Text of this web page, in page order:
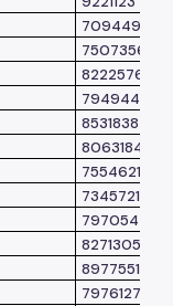
7094493
7507356
8222576
7949448
8531838
8063184
7554621
7345721
7970544
8271305
8977551
7976127